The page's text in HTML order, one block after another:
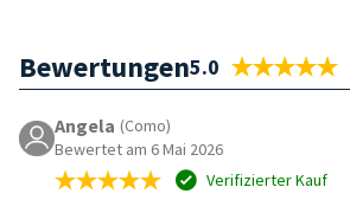
Bewertungen5.0
Angela (Como)
Bewertet am 6 Mai 2026
Verifizierter Kauf